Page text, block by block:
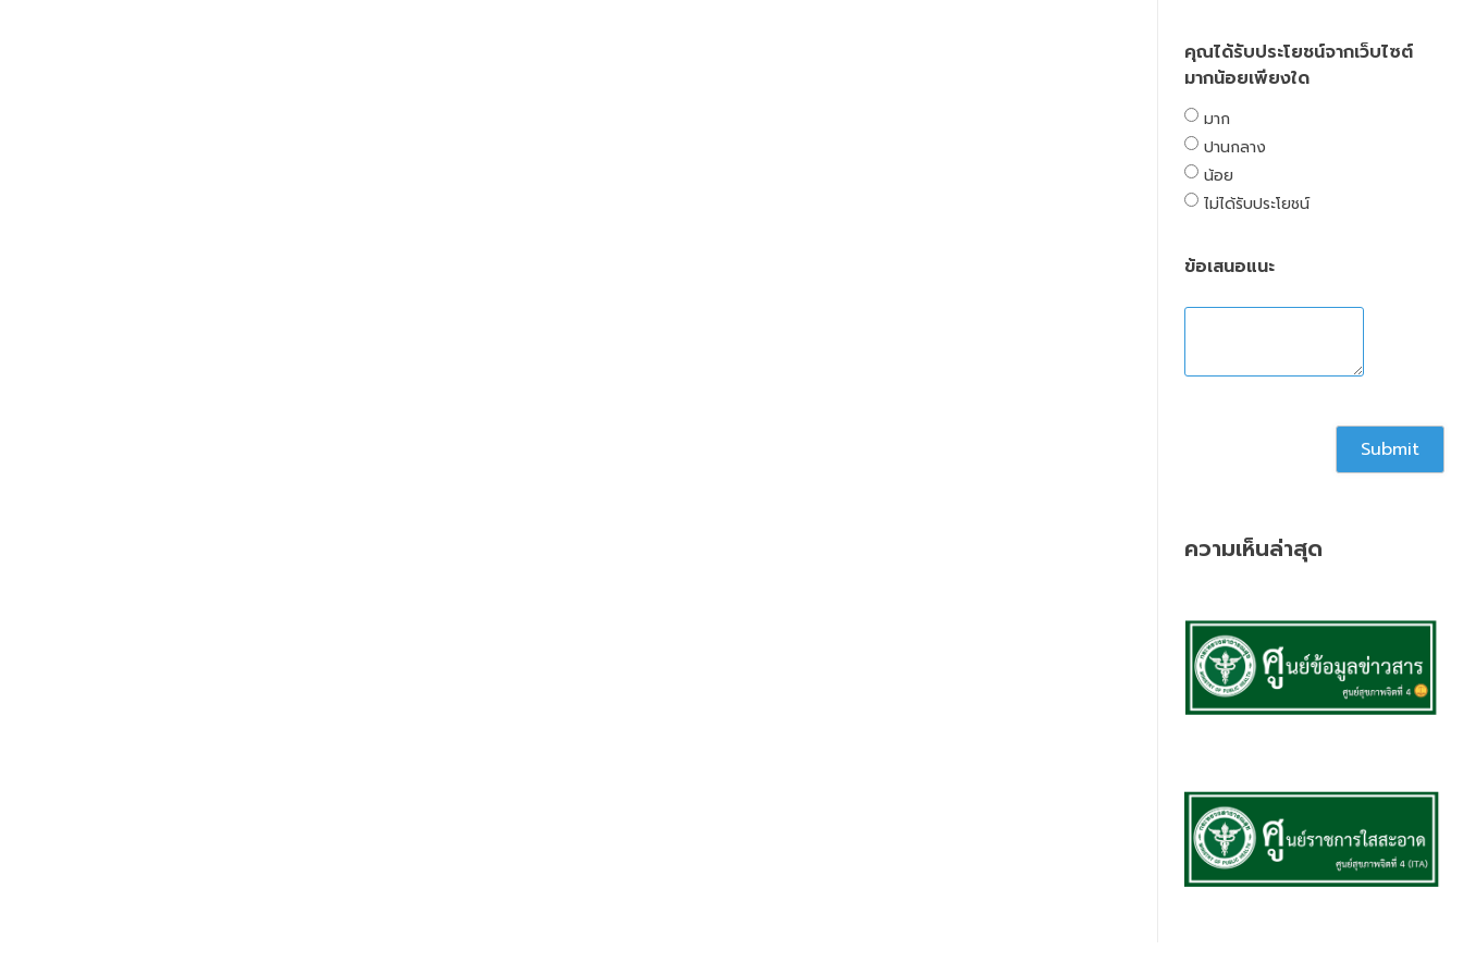
คุณได้รับประโยชน์จากเว็บไซต์
มากน้อยเพียงใด
มาก
ปานกลาง
น้อย
ไม่ได้รับประโยชน์
ข้อเสนอแนะ
ความเห็นล่าสุด